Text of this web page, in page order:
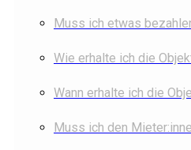
Muss ich etwas
Wie erhalte ich die
Wann erhalte ich die
Muss ich den